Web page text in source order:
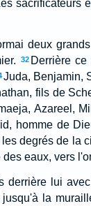
sacrificateurs
deux
32 Derrière
Juda, Benjamin,
fils de
Azareel,
homme de
degrés de la
eaux, vers
derrière lui
la